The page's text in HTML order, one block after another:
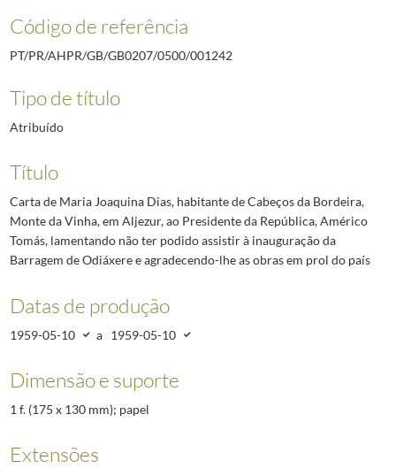
Código de referência
PT/PR/AHPR/GB/GB0207/0500/001242
Tipo de título
Atribuído
Título
Carta de Maria Joaquina Dias, habitante de Cabeços da Bordeira,
Monte da Vinha, em Aljezur, ao Presidente da República, Américo
Tomás, lamentando não ter podido assistir à inauguração da
Barragem de Odiáxere e agradecendo-lhe as obras em prol do país
Datas de produção
1959-05-10 a 1959-05-10
Dimensão e suporte
1 f. (175 x 130 mm); papel
Extensões